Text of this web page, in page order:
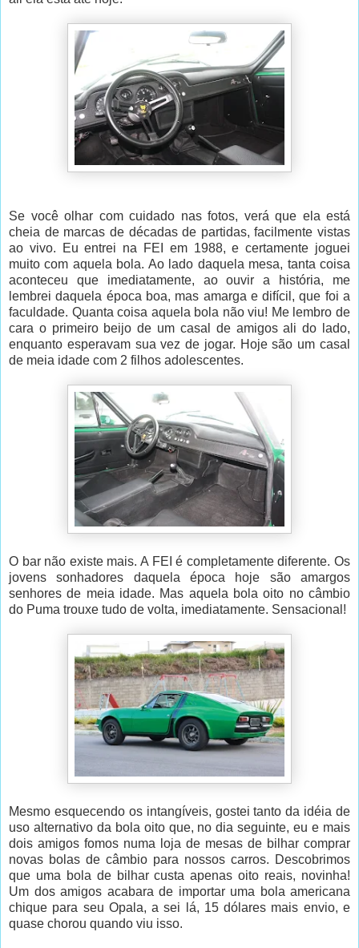
Se você olhar com cuidado nas fotos, verá que ela está
cheia de marcas de décadas de partidas, facilmente vistas
ao vivo. Eu entrei na FEI em 1988, e certamente joguei
muito com aquela bola. Ao lado daquela mesa, tanta coisa
aconteceu que imediatamente, ao ouvir a história, me
lembrei daquela época boa, mas amarga e difícil, que foi a
faculdade. Quanta coisa aquela bola não viu! Me lembro de
cara o primeiro beijo de um casal de amigos ali do lado,
enquanto esperavam sua vez de jogar. Hoje são um casal
de meia idade com 2 filhos adolescentes.
O bar não existe mais. A FEI é completamente diferente. Os
jovens sonhadores daquela época hoje são amargos
senhores de meia idade. Mas aquela bola oito no câmbio
do Puma trouxe tudo de volta, imediatamente. Sensacional!
Mesmo esquecendo os intangíveis, gostei tanto da idéia de
uso alternativo da bola oito que, no dia seguinte, eu e mais
dois amigos fomos numa loja de mesas de bilhar comprar
novas bolas de câmbio para nossos carros. Descobrimos
que uma bola de bilhar custa apenas oito reais, novinha!
Um dos amigos acabara de importar uma bola americana
chique para seu Opala, a sei lá, 15 dólares mais envio, e
quase chorou quando viu isso.